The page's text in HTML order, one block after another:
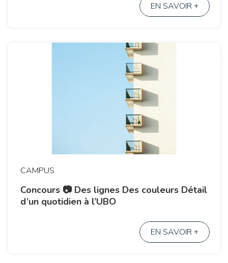
EN SAVOIR +
CAMPUS
Concours 📷 Des lignes Des couleurs Détail
d’un quotidien à l’UBO
EN SAVOIR +